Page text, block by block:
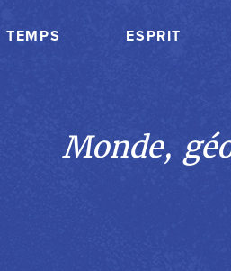
TEMPS ESPRIT
Monde,